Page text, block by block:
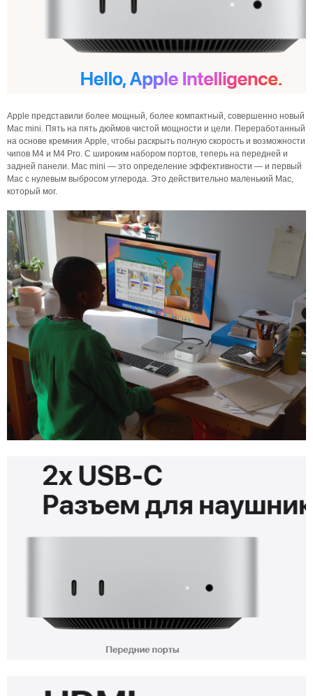
Apple представили более мощный, более компактный, совершенно новый
Mac mini. Пять на пять дюймов чистой мощности и цели. Переработанный
на основе кремния Apple, чтобы раскрыть полную скорость и возможности
чипов M4 и M4 Pro. С широким набором портов, теперь на передней и
задней панели. Mac mini — это определение эффективности — и первый
Mac с нулевым выбросом углерода. Это действительно маленький Mac,
который мог.